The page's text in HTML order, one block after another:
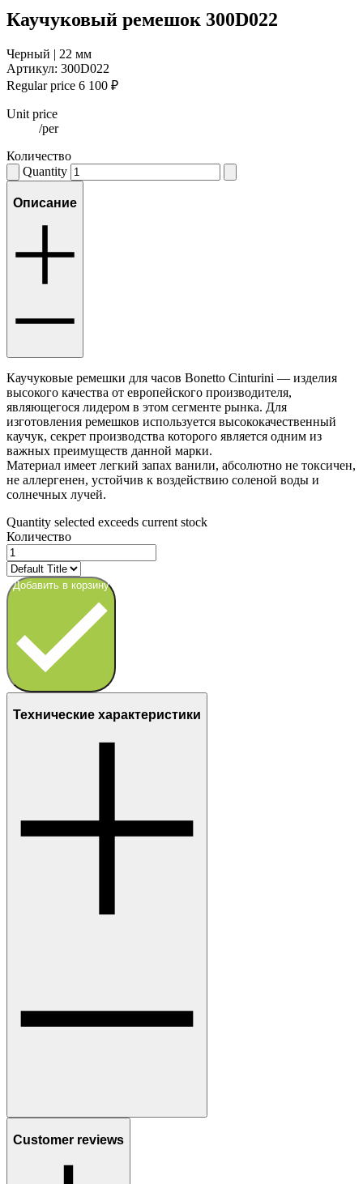
Каучуковый ремешок 300D022
Черный | 22 мм
Артикул: 300D022
Regular price 6 100 ₽
Unit price
/per
Количество
Quantity
Описание
Каучуковые ремешки для часов Bonetto Cinturini — изделия
высокого качества от европейского производителя,
являющегося лидером в этом сегменте рынка. Для
изготовления ремешков используется высококачественный
каучук, секрет производства которого является одним из
важных преимуществ данной марки.
Материал имеет легкий запах ванили, абсолютно не токсичен,
не аллергенен, устойчив к воздействию соленой воды и
солнечных лучей.
Quantity selected exceeds current stock
Количество
Добавить в корзину
Технические характеристики
Customer reviews